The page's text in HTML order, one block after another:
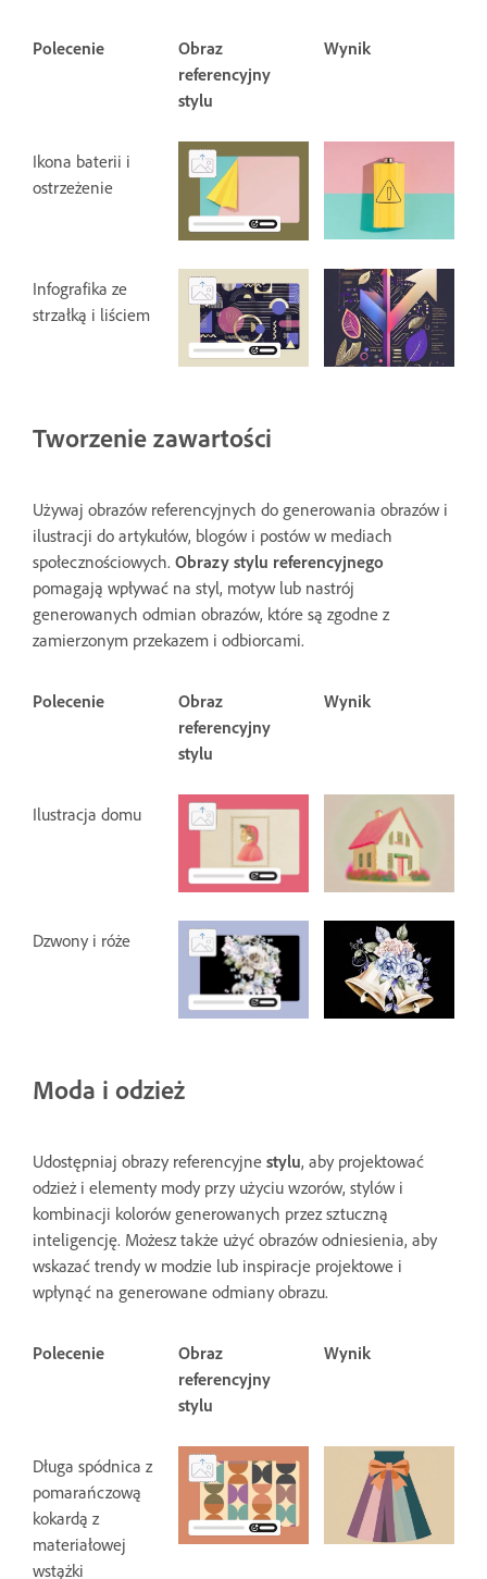
Polecenie
Obraz
referencyjny
stylu
Wynik
Ikona baterii i
ostrzeżenie
Infografika ze
strzałką i liściem
Tworzenie zawartości
Używaj obrazów referencyjnych do generowania obrazów i
ilustracji do artykułów, blogów i postów w mediach
społecznościowych. Obrazy stylu referencyjnego
pomagają wpływać na styl, motyw lub nastrój
generowanych odmian obrazów, które są zgodne z
zamierzonym przekazem i odbiorcami.
Polecenie
Obraz
referencyjny
stylu
Wynik
Ilustracja domu
Dzwony i róże
Moda i odzież
Udostępniaj obrazy referencyjne stylu, aby projektować
odzież i elementy mody przy użyciu wzorów, stylów i
kombinacji kolorów generowanych przez sztuczną
inteligencję. Możesz także użyć obrazów odniesienia, aby
wskazać trendy w modzie lub inspiracje projektowe i
wpłynąć na generowane odmiany obrazu.
Polecenie
Obraz
referencyjny
stylu
Wynik
Długa spódnica z
pomarańczową
kokardą z
materiałowej
wstążki